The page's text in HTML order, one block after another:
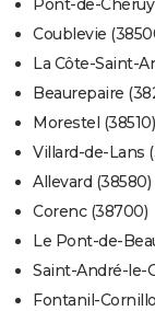
Pont-de-
Coublevie
La Côte-Saint-
Beaurepaire
Morestel (38510)
Villard-de-Lans
Allevard (38580)
Corenc (38700)
Le Pont-de-
Saint-André-le-
Fontanil-